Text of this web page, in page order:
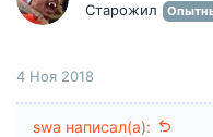
Старожил
4 Ноя 2018
swa написал(а):